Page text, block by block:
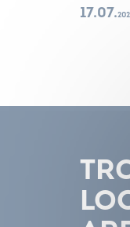
17.07.